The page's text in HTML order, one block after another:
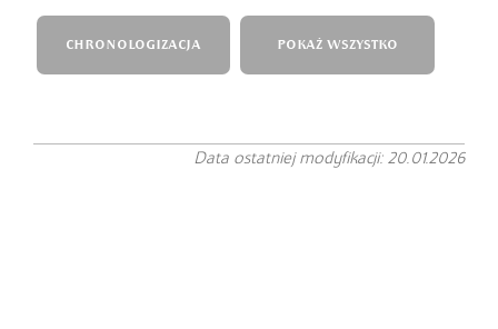
CHRONOLOGIZACJA POKAŻ WSZYSTKO
Data ostatniej modyfikacji: 20.01.2026